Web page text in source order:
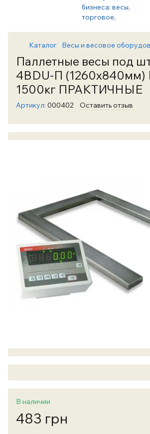
Каталог Весы и весовое
Паллетные весы под
4BDU-П
1500кг ПРАКТИЧНЫЕ
Артикул: 000402 Оставить отзыв
В наличии
483 грн